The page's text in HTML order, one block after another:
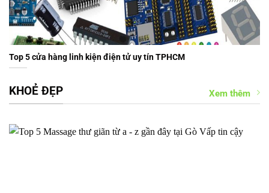
Top 5 cửa hàng linh kiện điện tử uy tín TPHCM
KHOẺ ĐẸP Xem thêm